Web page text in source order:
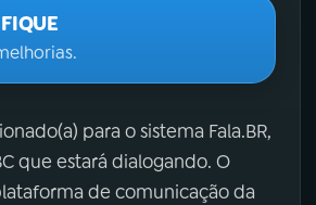
para o sistema Fala.BR,
que estará dialogando. O
de comunicação da